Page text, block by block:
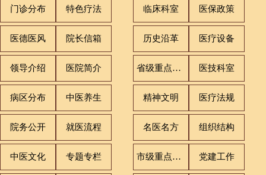
门诊分布 特色疗法 临床科室 医保政策
医德医风 院长信箱 历史沿革 医疗设备
领导介绍 医院简介 省级重点专科 医技科室
病区分布 中医养生 精神文明 医疗法规
院务公开 就医流程 名医名方 组织结构
中医文化 专题专栏 市级重点专科 党建工作